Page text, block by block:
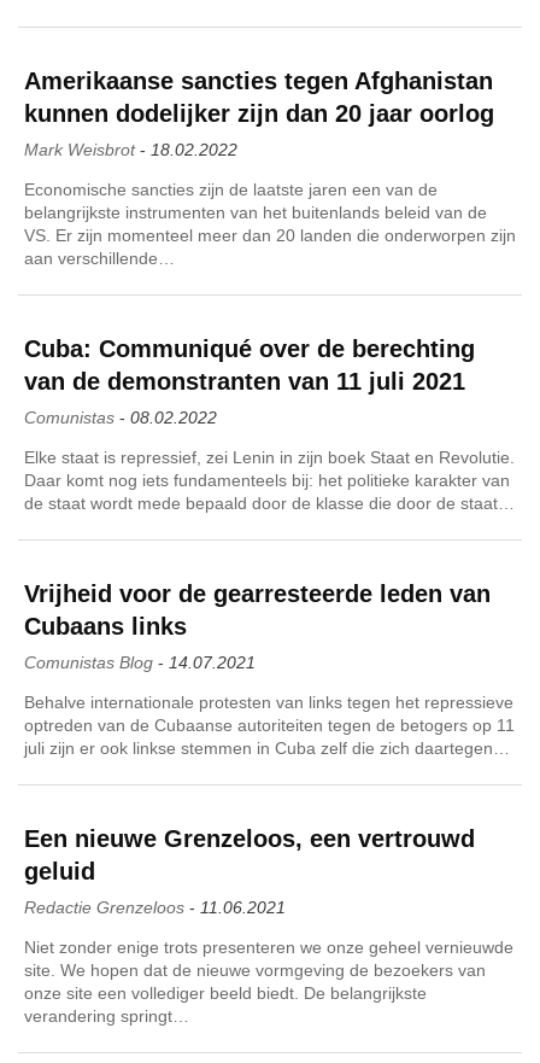
Amerikaanse sancties tegen Afghanistan
kunnen dodelijker zijn dan 20 jaar oorlog
Mark Weisbrot- 18.02.2022
Economische sancties zijn de laatste jaren een van de
belangrijkste instrumenten van het buitenlands beleid van de
VS. Er zijn momenteel meer dan 20 landen die onderworpen zijn
aan verschillende…
Cuba: Communiqué over de berechting
van de demonstranten van 11 juli 2021
Comunistas - 08.02.2022
Elke staat is repressief, zei Lenin in zijn boek Staat en Revolutie.
Daar komt nog iets fundamenteels bij: het politieke karakter van
de staat wordt mede bepaald door de klasse die door de staat…
Vrijheid voor de gearresteerde leden van
Cubaans links
Comunistas Blog - 14.07.2021
Behalve internationale protesten van links tegen het repressieve
optreden van de Cubaanse autoriteiten tegen de betogers op 11
juli zijn er ook linkse stemmen in Cuba zelf die zich daartegen…
Een nieuwe Grenzeloos, een vertrouwd
geluid
Redactie Grenzeloos - 11.06.2021
Niet zonder enige trots presenteren we onze geheel vernieuwde
site. We hopen dat de nieuwe vormgeving de bezoekers van
onze site een vollediger beeld biedt. De belangrijkste
verandering springt…